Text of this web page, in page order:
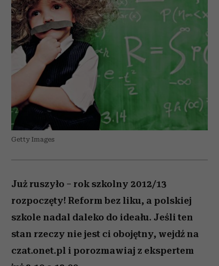
Getty Images
Już ruszyło – rok szkolny 2012/13
rozpoczęty! Reform bez liku, a polskiej
szkole nadal daleko do ideału. Jeśli ten
stan rzeczy nie jest ci obojętny, wejdź na
czat.onet.pl i porozmawiaj z ekspertem